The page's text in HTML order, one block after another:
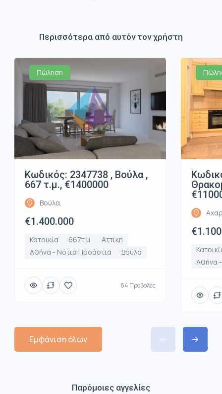
Περισσότερα από αυτόν τον χρήστη
Πώληση
Κωδικός: 2347738 , Βούλα ,
667 τ.μ., €1400000
Βούλα,
€1.400.000
Κατοικία 667τ.μ.
Αττική
Αθήνα - Νότια Προάστια
Βούλα
64 Προβολές
Αθήνα
Εμφάνιση όλων
Παρόμοιες αγγελίες